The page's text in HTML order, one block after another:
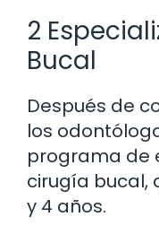
2
Bucal
Después de
los
programa de
cirugía bucal,
y 4 años.